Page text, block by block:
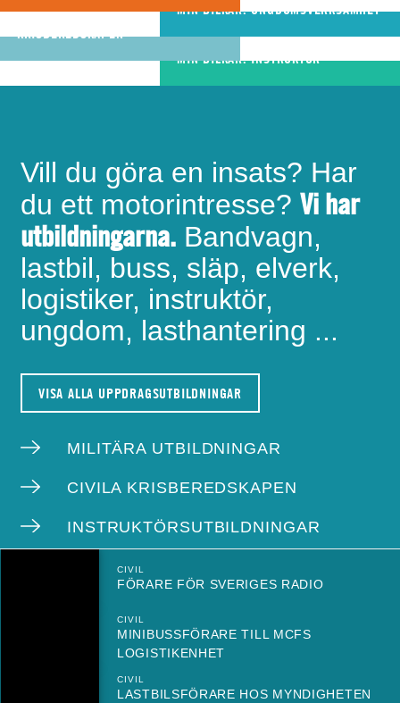
MIN BILKÅR: UNGDOMSVERKSAMHET
MIN BILKÅR: CIVILA
KRISBEREDSKAPEN
riktigt bra
bandvagnsförare
MIN BILKÅR: INSTRUKTÖR
Vill du göra en insats? Har
du ett motorintresse? Vi har
utbildningarna. Bandvagn,
lastbil, buss, släp, elverk,
logistiker, instruktör,
ungdom, lasthantering ...
VISA ALLA UPPDRAGSUTBILDNINGAR
MILITÄRA UTBILDNINGAR
CIVILA KRISBEREDSKAPEN
INSTRUKTÖRSUTBILDNINGAR
CIVIL
FÖRARE FÖR SVERIGES RADIO
CIVIL
MINIBUSSFÖRARE TILL MCFS
LOGISTIKENHET
CIVIL
LASTBILSFÖRARE HOS MYNDIGHETEN